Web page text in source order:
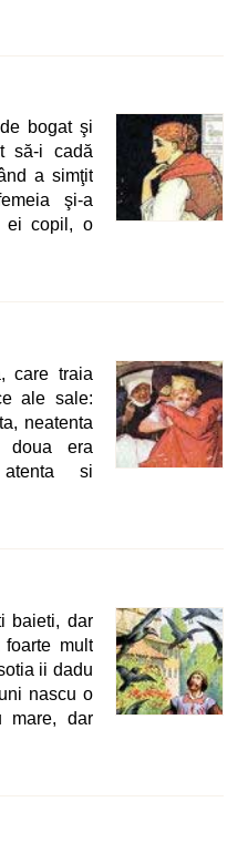
bun de
îi
mătuşică
repede
bogat şi
să-i cadă
a simţit
şi-a
ei copil, o
Fetiţa se
şi plângea
Când veni
care traia
ale sale:
neatenta
era
si
cu
degetul
sa-l spele,
si cazu in
ii
baieti, dar
mult
ii dadu
nascu o
mare, dar
de